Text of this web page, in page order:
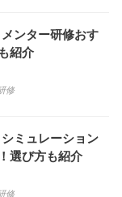
メンター研修おす
紹介
修
シミュレーション
選び方も紹介
修